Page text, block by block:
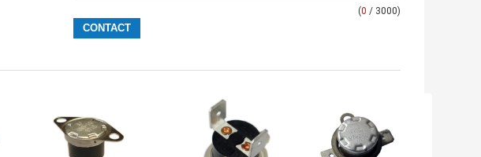
(0 / 3000)